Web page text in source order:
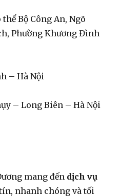
thể Bộ Công An, Ngõ
Phường Khương Đình
– Hà Nội
– Long Biên – Hà Nội
mang đến dịch vụ
nhanh chóng và tối